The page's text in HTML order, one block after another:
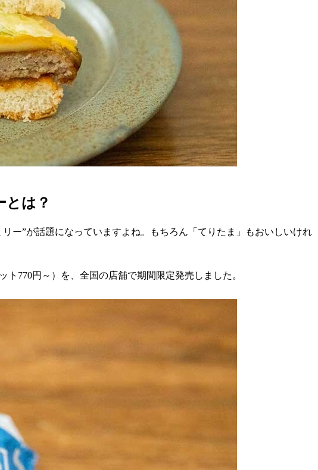
とは？
ー”が話題になっていますよね。もちろん「てりたま」もおいしいけれ
770円～）を、全国の店舗で期間限定発売しました。